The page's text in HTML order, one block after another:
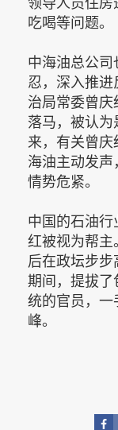
吃喝等问题。
中海油总公司
忍，深入推
治局常委曾
落马，被认
来，有关曾
海油主动发
情势危紧。
中国的石油行
红被视为帮主
后在政坛步
期间，提拔了
统的官员，一
峰。